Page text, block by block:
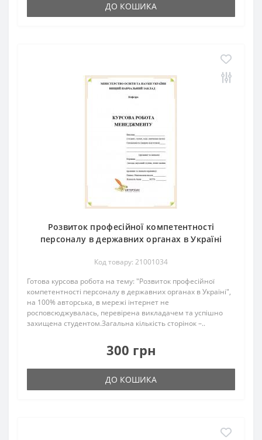
ДО КОШИКА
Розвиток професійної компетентності
персоналу в державних органах в Україні
Код товару: 21001034
Готова курсова робота на тему: "Розвиток професійної
компетентності персоналу в державних органах в Україні",
на 100% авторська, в мережі інтернет не
росповсюджувалась, перевірена викладачем та успішно
захищена студентом.Загальна кількість сторінок –..
300 грн
ДО КОШИКА